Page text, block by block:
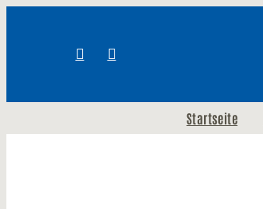
Startseite